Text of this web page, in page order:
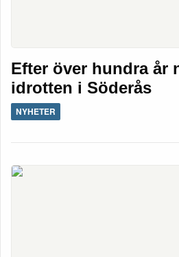
Efter över hundra år
idrotten i Söderås
NYHETER